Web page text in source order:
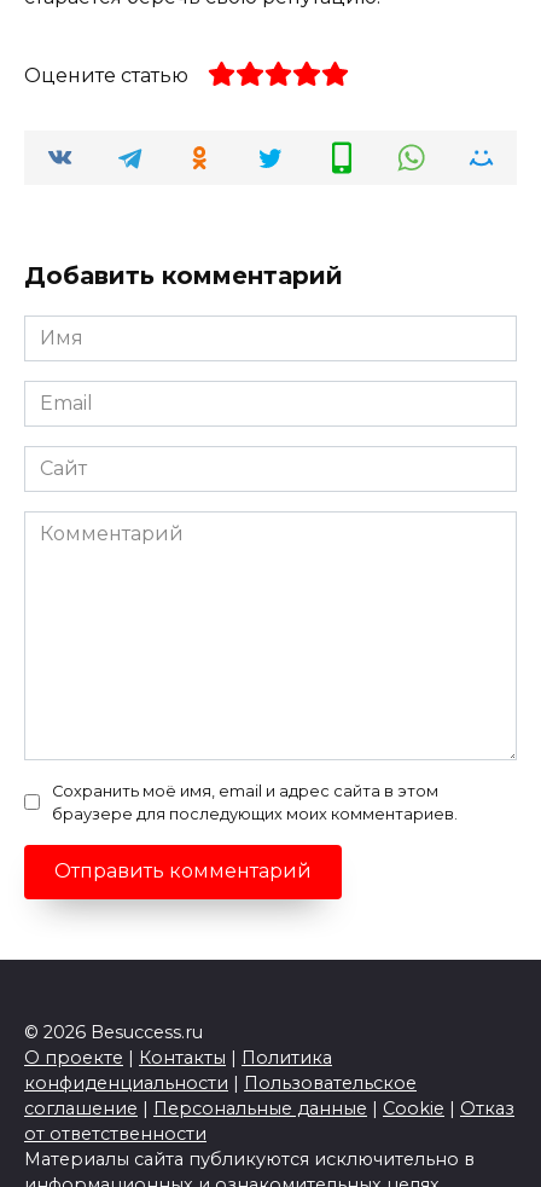
Оцените статью
Добавить комментарий
Имя
*
Email
*
Сайт
Комментарий
Сохранить моё имя, email и адрес сайта в этом
браузере для последующих моих комментариев.
© 2026 Besuccess.ru
О проекте | Контакты | Политика
конфиденциальности | Пользовательское
соглашение | Персональные данные | Cookie | Отказ
от ответственности
Материалы сайта публикуются исключительно в